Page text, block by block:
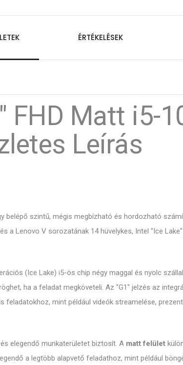
ÉRTÉKELÉSEK
FHD Matt i5-
Leírás
belépő szintű, mégis megbízható és hordozható
a Lenovo V sorozatának 14 hüvelykes, Intel "Ice
(Ice Lake) i5-ös chip négy maggal és nyolc
ha a feladat megköveteli. Az "G1" jelzés az
feladatokhoz, mint például videók streamelése,
elegendő munkaterületet biztosít. A matt felület
a legtöbb alapvető feladathoz, mint például